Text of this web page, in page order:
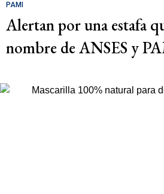
PAMI
Alertan por una estafa
nombre de ANSES y